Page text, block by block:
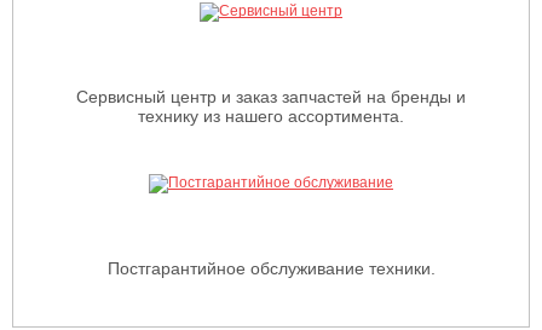
Сервисный центр и заказ запчастей на бренды и
технику из нашего ассортимента.
Постгарантийное обслуживание техники.